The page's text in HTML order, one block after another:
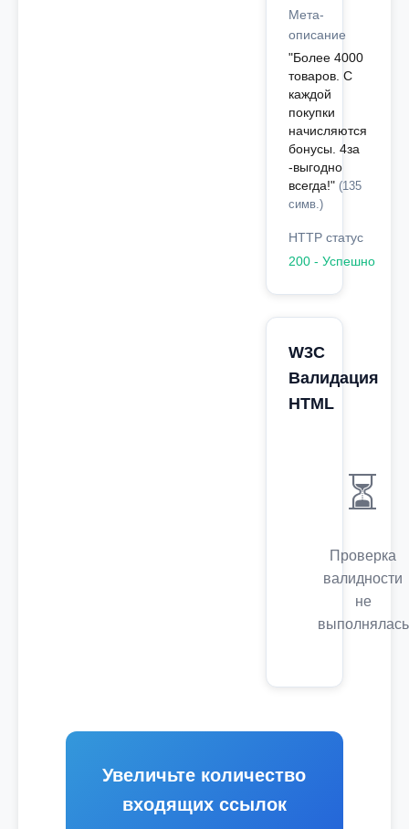
Мета-
описание
"Более 4000
товаров. С
каждой
покупки
начисляются
бонусы. 4за
-выгодно
всегда!" (135
симв.)
HTTP статус
200 - Успешно
W3C
Валидация
HTML
⏳
Проверка
валидности
не
выполнялась
Увеличьте количество
входящих ссылок